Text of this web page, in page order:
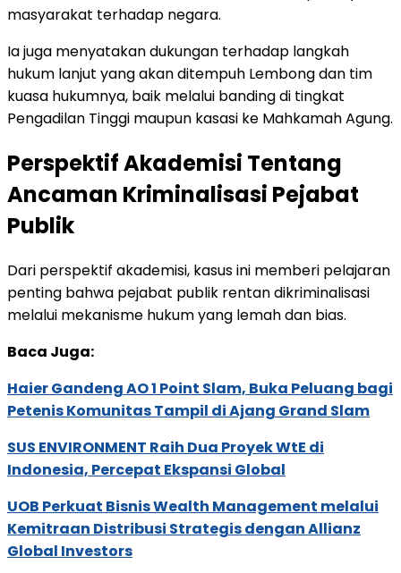
masyarakat terhadap negara.
Ia juga menyatakan dukungan terhadap langkah
hukum lanjut yang akan ditempuh Lembong dan tim
kuasa hukumnya, baik melalui banding di tingkat
Pengadilan Tinggi maupun kasasi ke Mahkamah Agung.
Perspektif Akademisi Tentang
Ancaman Kriminalisasi Pejabat
Publik
Dari perspektif akademisi, kasus ini memberi pelajaran
penting bahwa pejabat publik rentan dikriminalisasi
melalui mekanisme hukum yang lemah dan bias.
Baca Juga:
Haier Gandeng AO 1 Point Slam, Buka Peluang bagi
Petenis Komunitas Tampil di Ajang Grand Slam
SUS ENVIRONMENT Raih Dua Proyek WtE di
Indonesia, Percepat Ekspansi Global
UOB Perkuat Bisnis Wealth Management melalui
Kemitraan Distribusi Strategis dengan Allianz
Global Investors